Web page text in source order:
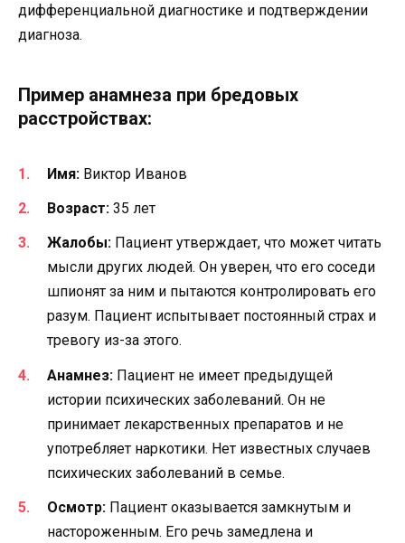
дифференциальной диагностике и подтверждении
диагноза.
Пример анамнеза при бредовых
расстройствах:
Имя: Виктор Иванов
Возраст: 35 лет
Жалобы: Пациент утверждает, что может читать
мысли других людей. Он уверен, что его соседи
шпионят за ним и пытаются контролировать его
разум. Пациент испытывает постоянный страх и
тревогу из-за этого.
Анамнез: Пациент не имеет предыдущей
истории психических заболеваний. Он не
принимает лекарственных препаратов и не
употребляет наркотики. Нет известных случаев
психических заболеваний в семье.
Осмотр: Пациент оказывается замкнутым и
настороженным. Его речь замедлена и